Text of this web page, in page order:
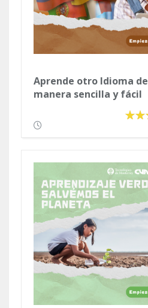
Aprende otro Idioma de
manera sencilla y fácil